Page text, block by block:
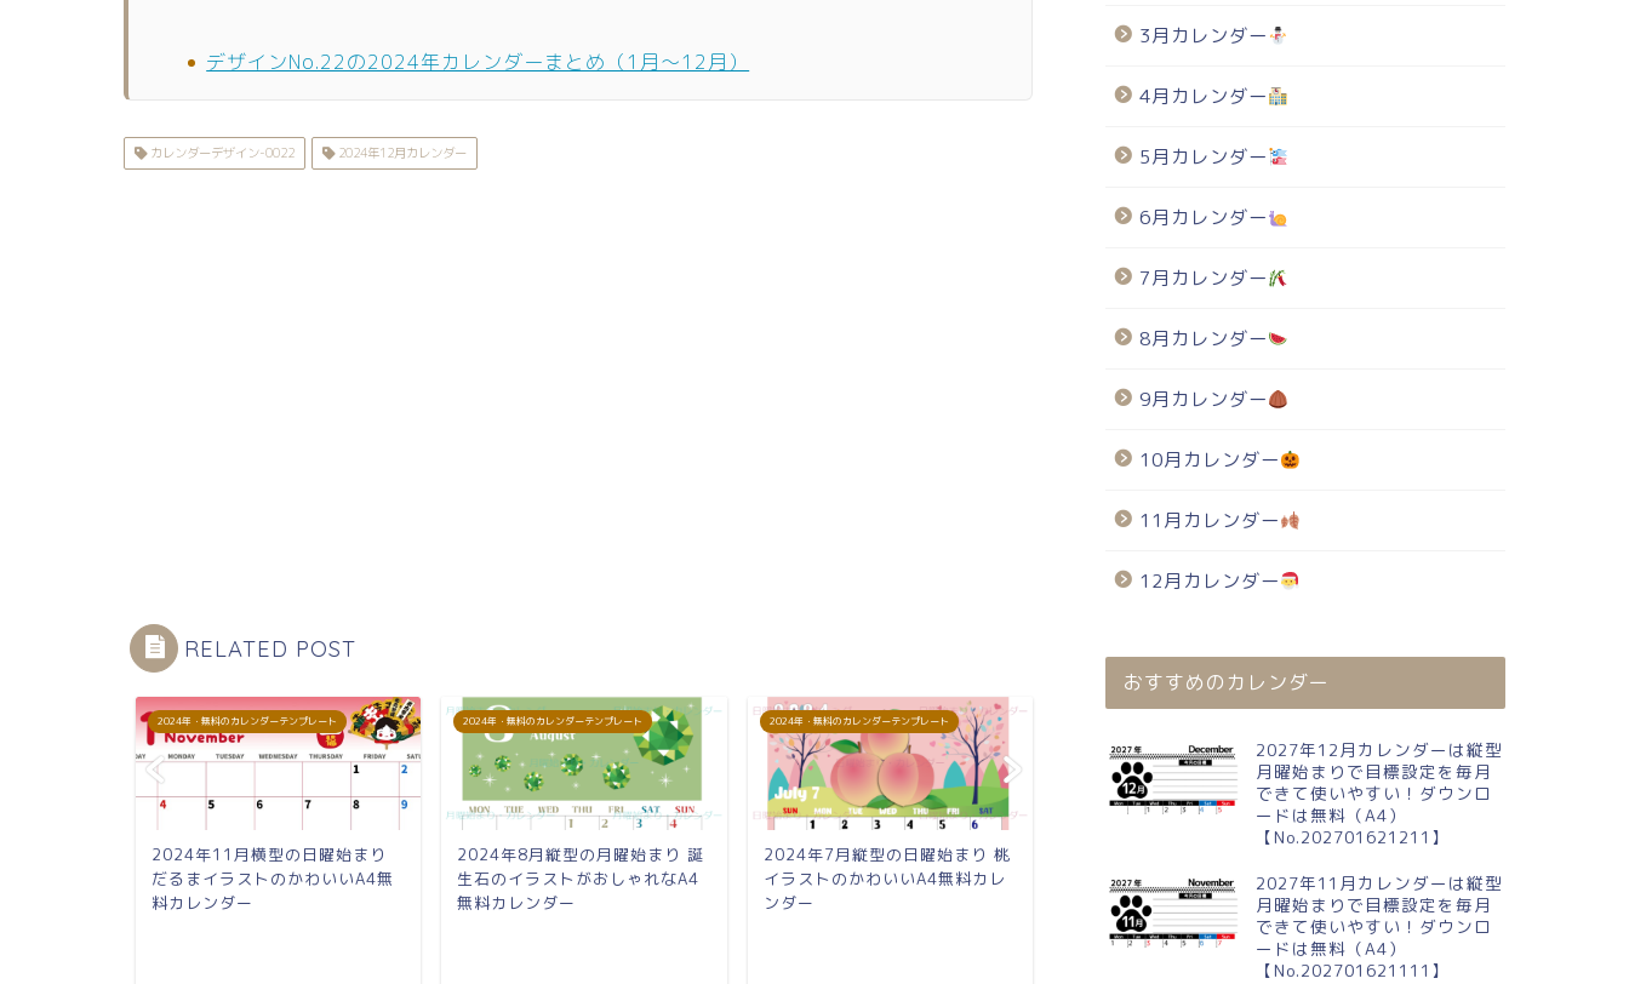
デザインNo.22の2024年カレンダーまとめ（1月〜12月）
カレンダーデザイン-0022 2024年12月カレンダー
RELATED POST
2024年・無料のカレンダーテンプレート
2024年11月横型の日曜始まり
だるまイラストのかわいいA4無
料カレンダー
2024年・無料のカレンダーテンプレート
2024年8月縦型の月曜始まり 誕
生石のイラストがおしゃれなA4
無料カレンダー
2024年・無料のカレンダーテンプレート
2024年7月縦型の日曜始まり 桃
イラストのかわいいA4無料カレ
ンダー
だるまイラストのかわいいA4無
料カレンダー
生石のイラストがおしゃれなA4
無料カレンダー
3月カレンダー
4月カレンダー
5月カレンダー
6月カレンダー
7月カレンダー
8月カレンダー
9月カレンダー
10月カレンダー
11月カレンダー
12月カレンダー
おすすめのカレンダー
2027年12月カレンダーは縦型
月曜始まりで目標設定を毎月
できて使いやすい！ダウンロ
ードは無料（A4）
【No.202701621211】
2027年11月カレンダーは縦型
月曜始まりで目標設定を毎月
できて使いやすい！ダウンロ
ードは無料（A4）
【No.202701621111】